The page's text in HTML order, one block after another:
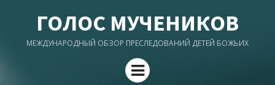
ГОЛОС МУЧЕНИКОВ
МЕЖДУНАРОДНЫЙ ОБЗОР ПРЕСЛЕДОВАНИЙ ДЕТЕЙ БОЖЬИХ
Menu